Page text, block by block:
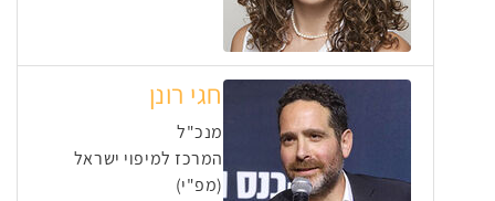
חגי רונן
מנכ"ל
המרכז למיפוי ישראל
(מפ"י)